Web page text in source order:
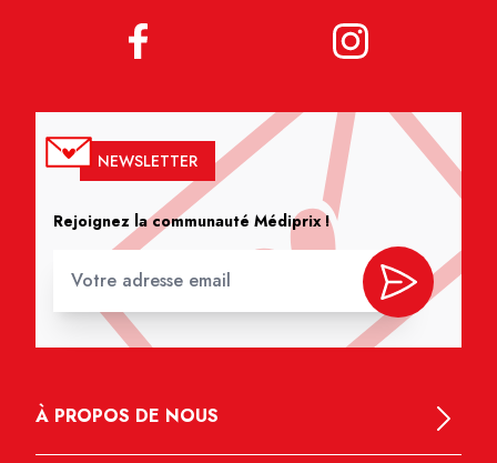
NEWSLETTER
Rejoignez la communauté Médiprix !
À PROPOS DE NOUS